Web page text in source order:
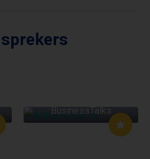
BusinessTalks